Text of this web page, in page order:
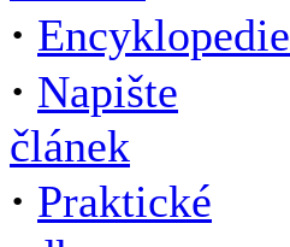
· Encyklopedie
· Napište
článek
· Praktické